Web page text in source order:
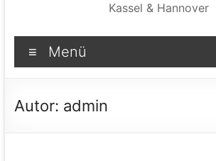
Kassel & Hannover
Menü
Autor: admin